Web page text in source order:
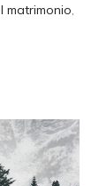
matrimonio,